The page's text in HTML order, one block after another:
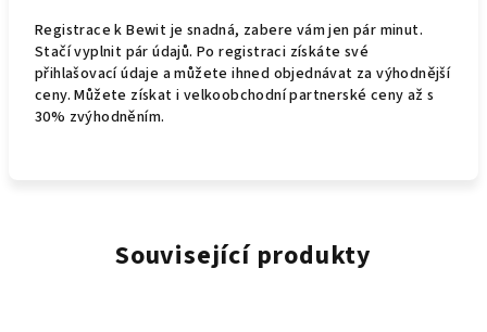
Registrace k Bewit je snadná, zabere vám jen pár minut.
Stačí vyplnit pár údajů. Po registraci získáte své
přihlašovací údaje a můžete ihned objednávat za výhodnější
ceny. Můžete získat i velkoobchodní partnerské ceny až s
30% zvýhodněním.
Související produkty